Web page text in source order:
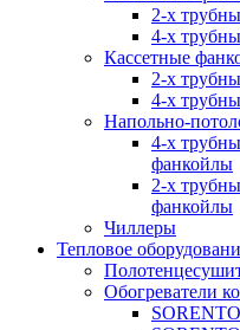
2-х
4-х
Кассетные
2-х
4-х
Напольно-
4-х
фанкойлы
2-х
фанкойлы
Чиллеры
Тепловое
Обогреватели